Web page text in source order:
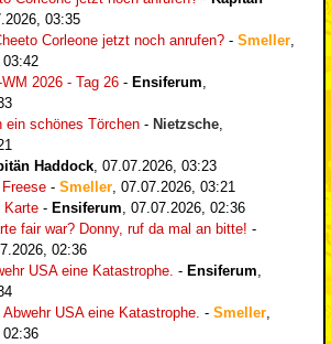
03:35
Corleone jetzt noch anrufen? - Smeller,
2026 - Tag 26 - Ensiferum,
ein schönes Törchen - Nietzsche,
Haddock, 07.07.2026, 03:23
- Smeller, 07.07.2026, 03:21
Karte - Ensiferum, 07.07.2026, 02:36
fair war? Donny, ruf da mal an bitte! -
02:36
USA eine Katastrophe. - Ensiferum,
USA eine Katastrophe. - Smeller,